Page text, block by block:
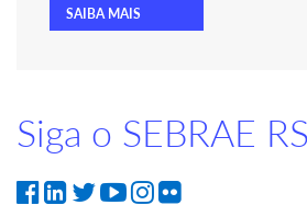
SAIBA MAIS
Siga o SEBRAE RS